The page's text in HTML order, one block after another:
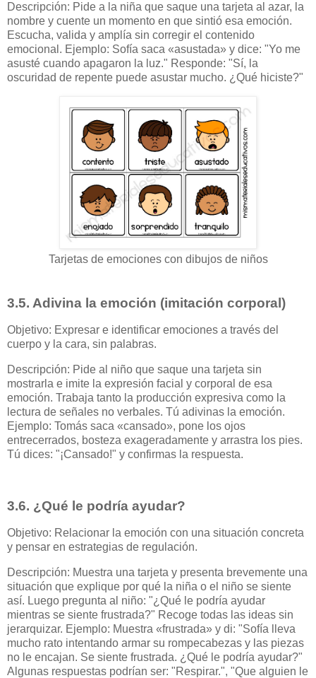
Descripción: Pide a la niña que saque una tarjeta al azar, la
nombre y cuente un momento en que sintió esa emoción.
Escucha, valida y amplía sin corregir el contenido
emocional. Ejemplo: Sofía saca «asustada» y dice: "Yo me
asusté cuando apagaron la luz." Responde: "Sí, la
oscuridad de repente puede asustar mucho. ¿Qué hiciste?"
Tarjetas de emociones con dibujos de niños
3.5. Adivina la emoción (imitación corporal)
Objetivo: Expresar e identificar emociones a través del
cuerpo y la cara, sin palabras.
Descripción: Pide al niño que saque una tarjeta sin
mostrarla e imite la expresión facial y corporal de esa
emoción. Trabaja tanto la producción expresiva como la
lectura de señales no verbales. Tú adivinas la emoción.
Ejemplo: Tomás saca «cansado», pone los ojos
entrecerrados, bosteza exageradamente y arrastra los pies.
Tú dices: "¡Cansado!" y confirmas la respuesta.
3.6. ¿Qué le podría ayudar?
Objetivo: Relacionar la emoción con una situación concreta
y pensar en estrategias de regulación.
Descripción: Muestra una tarjeta y presenta brevemente una
situación que explique por qué la niña o el niño se siente
así. Luego pregunta al niño: "¿Qué le podría ayudar
mientras se siente frustrada?" Recoge todas las ideas sin
jerarquizar. Ejemplo: Muestra «frustrada» y di: "Sofía lleva
mucho rato intentando armar su rompecabezas y las piezas
no le encajan. Se siente frustrada. ¿Qué le podría ayudar?"
Algunas respuestas podrían ser: "Respirar.", "Que alguien le